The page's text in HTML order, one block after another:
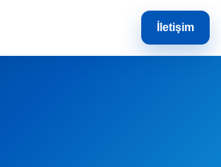
İletişim